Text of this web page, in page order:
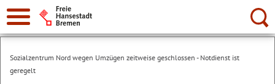
Suche:
Sozialzentrum Nord wegen Umzügen zeitweise geschlossen - Notdienst ist
geregelt